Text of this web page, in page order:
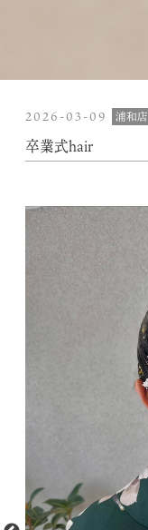
2026-03-09 浦和店
卒業式hair